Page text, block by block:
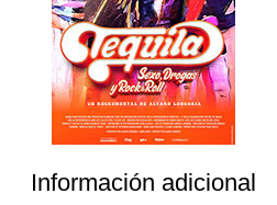
Información adicional